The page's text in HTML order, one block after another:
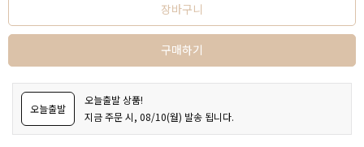
장바구니
구매하기
오늘출발
오늘출발 상품!
지금 주문 시, 08/10(월) 발송 됩니다.